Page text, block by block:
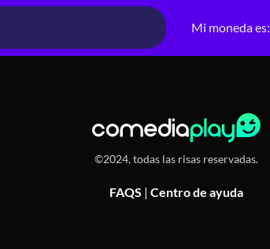
Mi moneda es:
1679, Ñuñoa, Chile
©2024, todas las risas reservadas.
FAQS | Centro de ayuda